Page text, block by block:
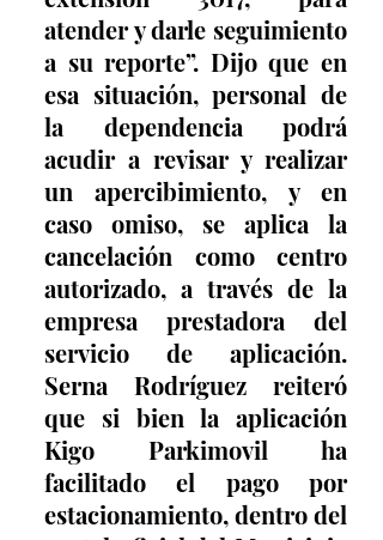
atender y darle seguimiento
a su reporte”. Dijo que en
esa situación, personal de
la dependencia podrá
acudir a revisar y realizar
un apercibimiento, y en
caso omiso, se aplica la
cancelación como centro
autorizado, a través de la
empresa prestadora del
servicio de aplicación.
Serna Rodríguez reiteró
que si bien la aplicación
Kigo Parkimovil ha
facilitado el pago por
estacionamiento, dentro del